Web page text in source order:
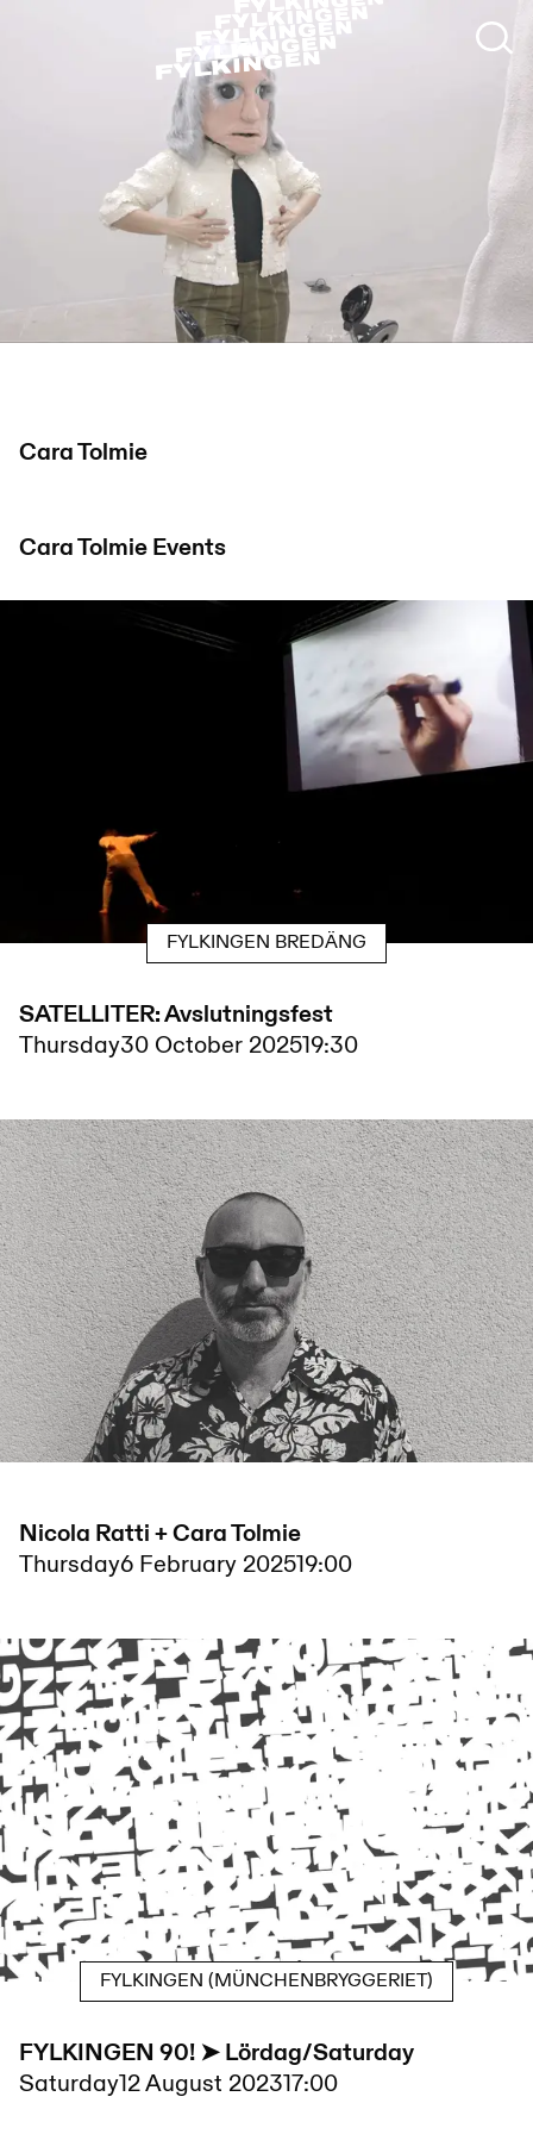
Cara Tolmie
Cara TolmieEvents
FYLKINGEN BREDÄNG
SATELLITER: Avslutningsfest
Thursday30 October 202519:30
Nicola Ratti + Cara Tolmie
Thursday6 February 202519:00
FYLKINGEN (MÜNCHENBRYGGERIET)
FYLKINGEN 90! ➤ Lördag/Saturday
Saturday12 August 202317:00